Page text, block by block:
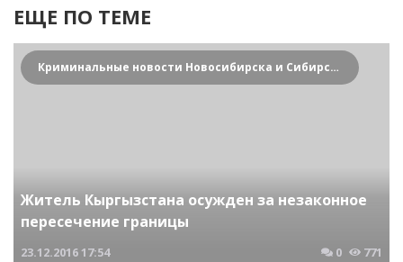
ЕЩЕ ПО ТЕМЕ
Криминальные новости Новосибирска и Сибирского региона
Житель Кыргызстана осужден за незаконное
пересечение границы
23.12.201617:54 0 771